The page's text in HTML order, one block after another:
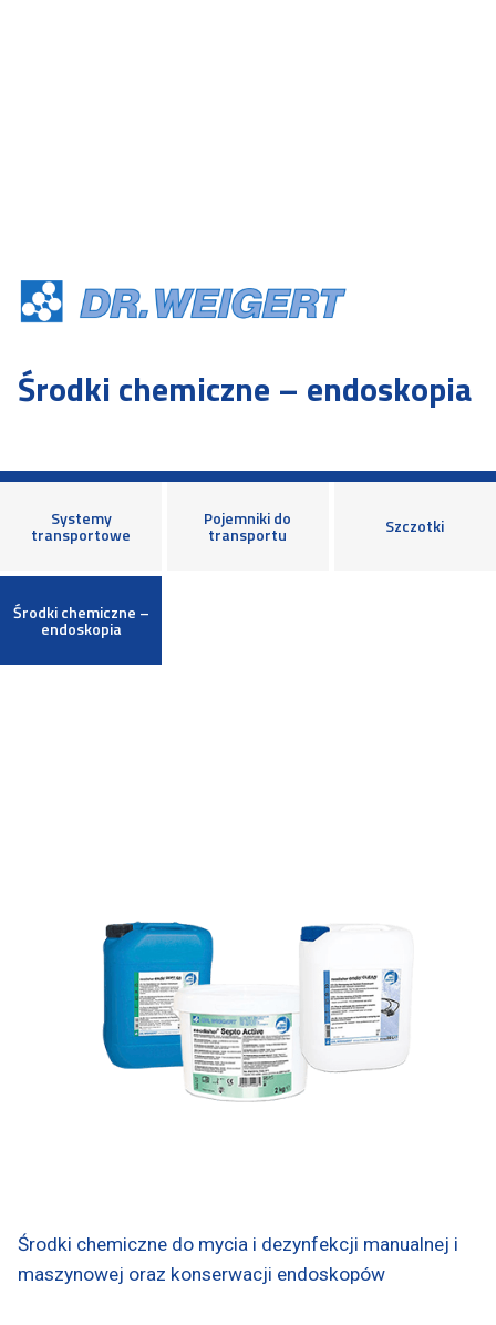
Środki chemiczne – endoskopia
Systemy
transportowe
Pojemniki do
transportu Szczotki
Środki chemiczne –
endoskopia
Środki chemiczne do mycia i dezynfekcji manualnej i
maszynowej oraz konserwacji endoskopów